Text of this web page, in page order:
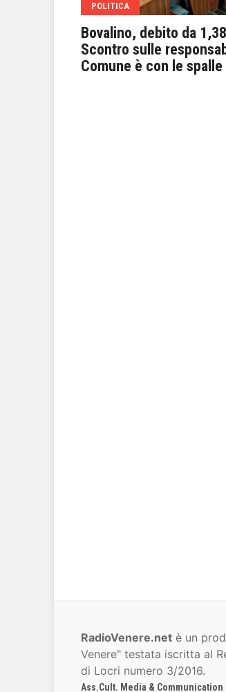
POLITICA
Bovalino, debito da
Scontro sulle
Comune è con le spalle
RadioVenere.net è un
Venere" testata iscritta al
di Locri numero 3/2016.
Ass.Cult. Media & Communication